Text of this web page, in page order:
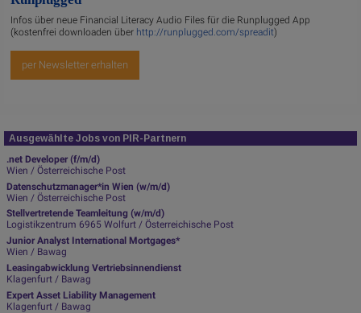
Infos über neue Financial Literacy Audio Files für die Runplugged App
(kostenfrei downloaden über http://runplugged.com/spreadit)
per Newsletter erhalten
Ausgewählte Jobs von PIR-Partnern
.net Developer (f/m/d)
Wien / Österreichische Post
Datenschutzmanager*in Wien (w/m/d)
Wien / Österreichische Post
Stellvertretende Teamleitung (w/m/d)
Logistikzentrum 6965 Wolfurt / Österreichische Post
Junior Analyst International Mortgages*
Wien / Bawag
Leasingabwicklung Vertriebsinnendienst
Klagenfurt / Bawag
Expert Asset Liability Management
Klagenfurt / Bawag